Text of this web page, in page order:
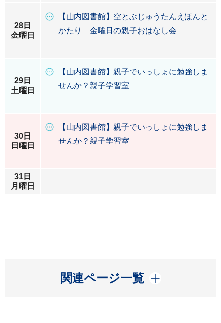
28日
金曜日
【山内図書館】空とぶじゅうたんえほんと
かたり 金曜日の親子おはなし会
29日
土曜日
【山内図書館】親子でいっしょに勉強しま
せんか？親子学習室
30日
日曜日
【山内図書館】親子でいっしょに勉強しま
せんか？親子学習室
31日
月曜日
関連ページ一覧
開く